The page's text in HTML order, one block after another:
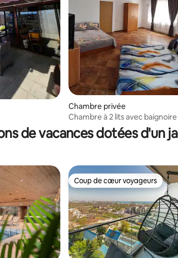
Chambre privée
Chambre à 2 lits avec baignoire
de vacances dotées d'un
Coup de cœur voyageurs
Coup de cœur voyageurs